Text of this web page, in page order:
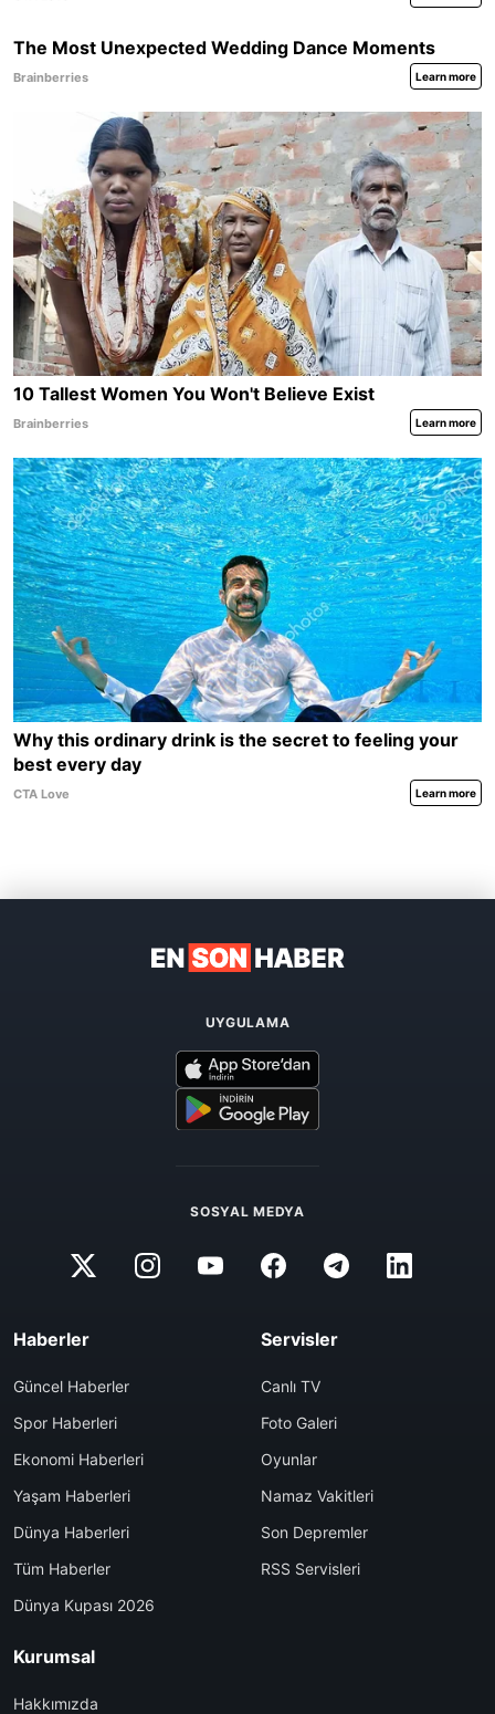
UYGULAMA
SOSYAL MEDYA
Haberler
Güncel Haberler
Spor Haberleri
Ekonomi Haberleri
Yaşam Haberleri
Dünya Haberleri
Tüm Haberler
Dünya Kupası 2026
Servisler
Canlı TV
Foto Galeri
Oyunlar
Namaz Vakitleri
Son Depremler
RSS Servisleri
Kurumsal
Hakkımızda